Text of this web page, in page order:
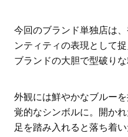
今回のブランド単独店は
ンティティの表現として捉
ブランドの大胆で型破り
外観には鮮やかなブルー
覚的なシンボルに。開か
足を踏み入れると落ち着